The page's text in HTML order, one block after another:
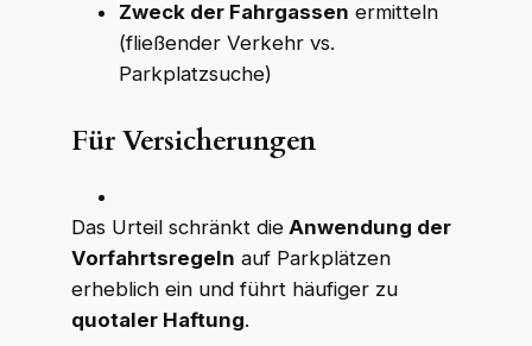
Zweck der Fahrgassen ermitteln
(fließender Verkehr vs.
Parkplatzsuche)
Für Versicherungen
Das Urteil schränkt dieAnwendung der
Vorfahrtsregeln auf Parkplätzen
erheblich ein und führt häufiger zu
quotaler Haftung.